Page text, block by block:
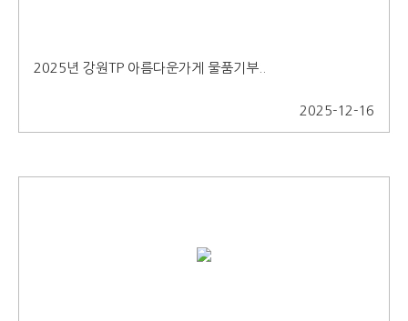
2025년 강원TP 아름다운가게 물품기부..
2025-12-16